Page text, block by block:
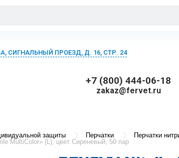
СИГНАЛЬНЫЙ ПРОЕЗД, Д. 16, СТР. 24
+7 (800) 444-06-18
zakaz@fervet.ru
защиты Перчатки
Перчатки
MultiColor» (L), цвет Cиреневый, 50 пар